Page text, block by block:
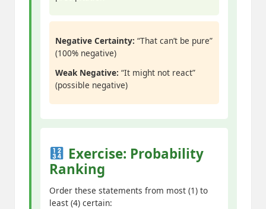
Negative Certainty: “That can’t be pure”
(100% negative)
Weak Negative: “It might not react”
(possible negative)
Exercise: Probability
Ranking
Order these statements from most (1) to
least (4) certain: